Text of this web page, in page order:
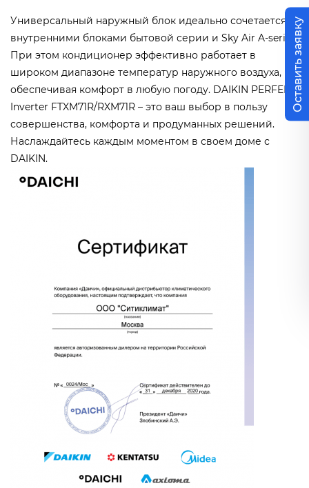
Универсальный наружный блок идеально сочетается с
внутренними блоками бытовой серии и Sky Air A-series.
При этом кондиционер эффективно работает в
широком диапазоне температур наружного воздуха,
обеспечивая комфорт в любую погоду. DAIKIN PERFERA
Inverter FTXM71R/RXM71R – это ваш выбор в пользу
совершенства, комфорта и продуманных решений.
Наслаждайтесь каждым моментом в своем доме с
DAIKIN.
Оставить заявку